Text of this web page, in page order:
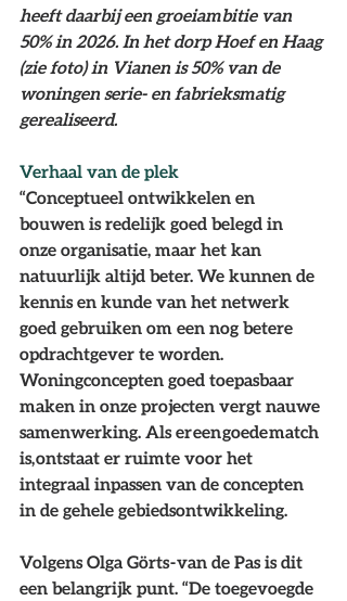
heeft daarbij een groeiambitie van
50% in 2026. In het dorp Hoef en Haag
(zie foto) in Vianen is 50% van de
woningen serie- en fabrieksmatig
gerealiseerd.
Verhaal van de plek
“Conceptueel ontwikkelen en
bouwen is redelijk goed belegd in
onze organisatie, maar het kan
natuurlijk altijd beter. We kunnen de
kennis en kunde van het netwerk
goed gebruiken om een nog betere
opdrachtgever te worden.
Woningconcepten goed toepasbaar
maken in onze projecten vergt nauwe
samenwerking. Als er een goede match
is, ontstaat er ruimte voor het
integraal inpassen van de concepten
in de gehele gebiedsontwikkeling.
Volgens Olga Görts - van de Pas is dit
een belangrijk punt. “De toegevoegde